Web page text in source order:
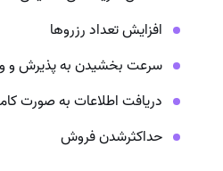
افزایش تعداد رزروها
سرعت بخشیدن به پذیرش و
دریافت اطلاعات به صورت
حداکثرشدن فروش